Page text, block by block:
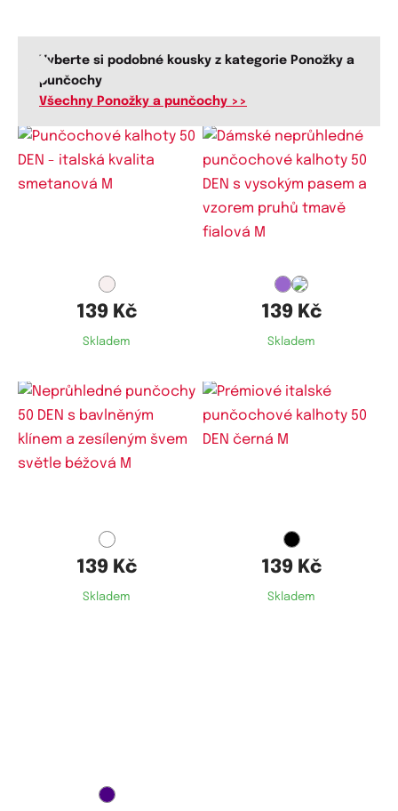
Vyberte si podobné kousky z kategorie Ponožky a
punčochy
Všechny Ponožky a punčochy >>
139 Kč
Skladem
Dostupné velikosti:
139 Kč
Skladem
Dostupné velikosti:
139 Kč
Skladem
139 Kč
Skladem